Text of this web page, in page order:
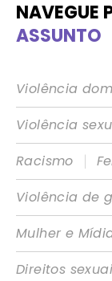
NAVEGUE
ASSUNTO
Violência
Violência
Racismo
|
Violência de
Mulher e
Direitos